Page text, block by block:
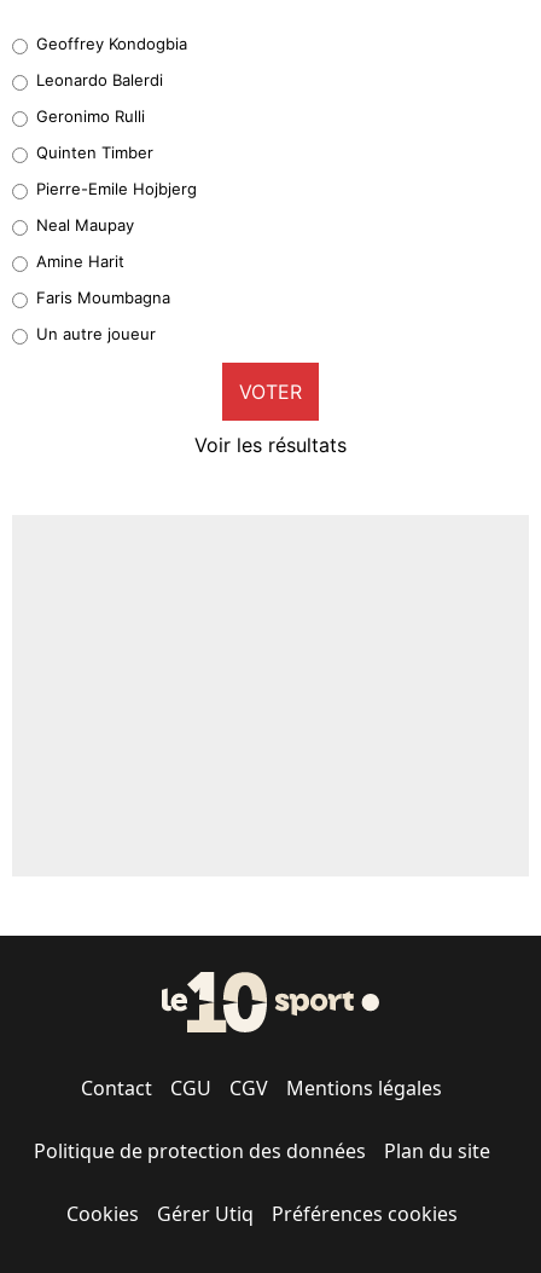
38%
32%
5%
1%
9%
Geoffrey Kondogbia
Leonardo Balerdi
Geronimo Rulli
Quinten Timber
Pierre-Emile Hojbjerg
Neal Maupay
Amine Harit
Faris Moumbagna
Un autre joueur
VOTER
Voir les résultats
Contact CGU CGV Mentions légales
Politique de protection des données Plan du site
Cookies Gérer Utiq Préférences cookies